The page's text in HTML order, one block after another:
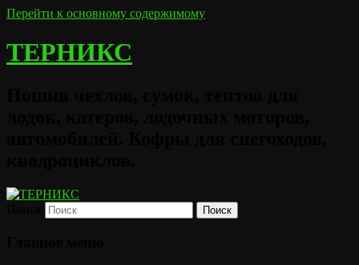
Перейти к основному содержимому
ТЕРНИКС